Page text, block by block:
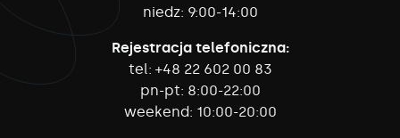
niedz: 9:00-14:00
Rejestracja telefoniczna:
tel: +48 22 602 00 83
pn-pt: 8:00-22:00
weekend: 10:00-20:00